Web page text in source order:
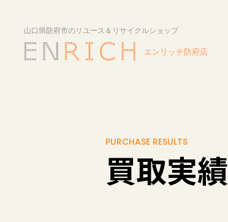
PURCHASE RESULTS
買取実績